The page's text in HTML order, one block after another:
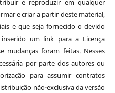
e reproduzir em qualquer
e criar a partir deste material,
e que seja fornecido o devido
um link para a Licença
mudanças foram feitas. Nesses
por parte dos autores ou
para assumir contratos
não-exclusiva da versão